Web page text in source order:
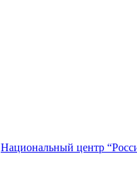
Национальный центр